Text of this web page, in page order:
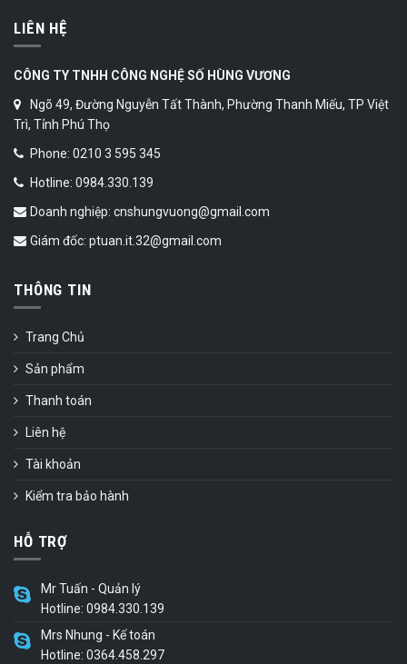
LIÊN HỆ
CÔNG TY TNHH CÔNG NGHỆ SỐ HÙNG VƯƠNG
Ngõ 49, Đường Nguyễn Tất Thành, Phường Thanh Miếu, TP Việt
Trì, Tỉnh Phú Thọ
Phone: 0210 3 595 345
Hotline: 0984.330.139
Doanh nghiệp: cnshungvuong@gmail.com
Giám đốc: ptuan.it.32@gmail.com
THÔNG TIN
Trang Chủ
Sản phẩm
Thanh toán
Liên hệ
Tài khoản
Kiểm tra bảo hành
HỖ TRỢ
Mr Tuấn - Quản lý
Hotline: 0984.330.139
Mrs Nhung - Kế toán
Hotline: 0364.458.297